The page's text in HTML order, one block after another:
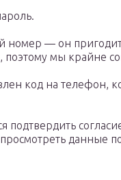
номер — он
мы крайне
код на телефон,
подтвердить
данные